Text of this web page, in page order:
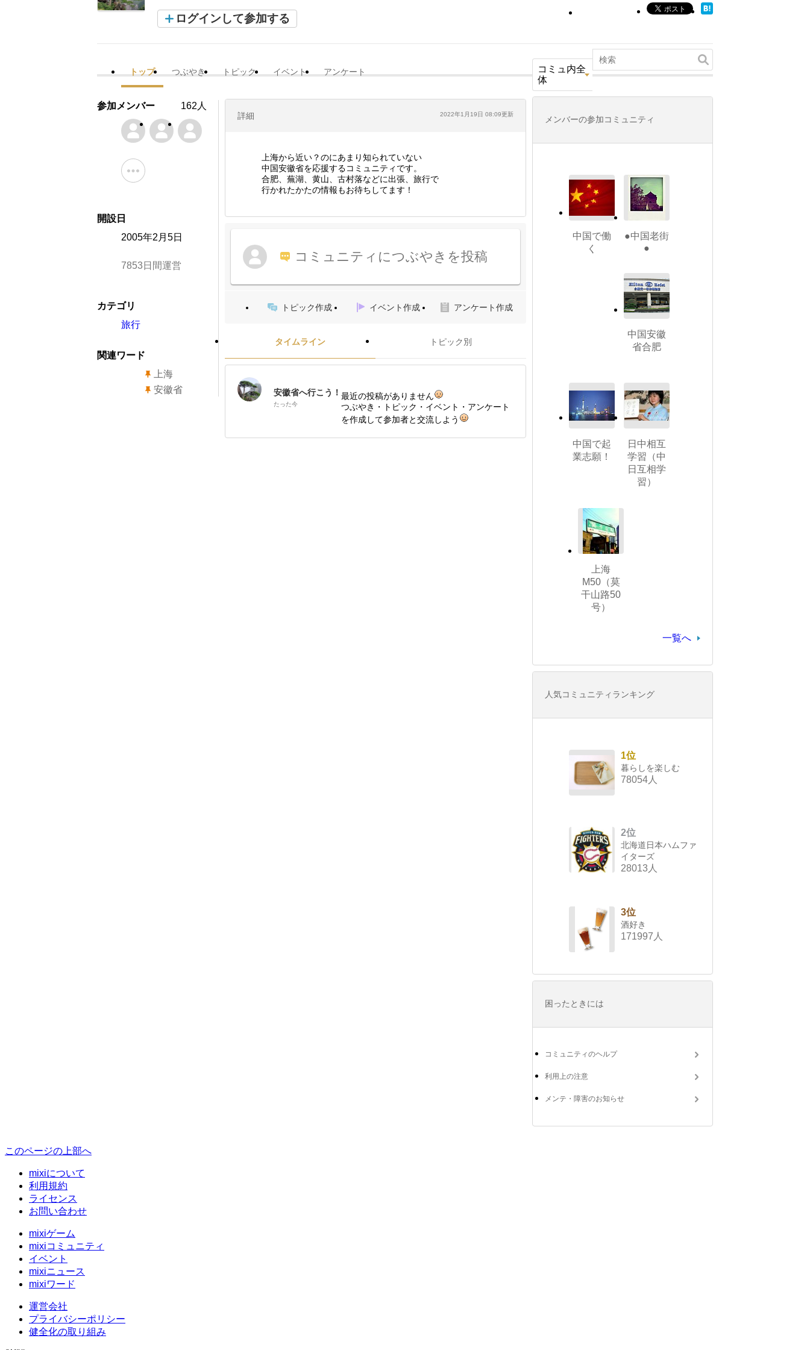
ログインして参加する
トップ つぶやき トピック イベント アンケート
コミュ内全
体
詳細 2022年1月19日 08:09更新
上海から近い？のにあまり知られていない
中国安徽省を応援するコミュニティです。
合肥、蕪湖、黄山、古村落などに出張、旅行で
行かれたかたの情報もお待ちしてます！
コミュニティにつぶやきを投稿
トピック作成 イベント作成 アンケート作成
タイムライン トピック別
安徽省へ行こう！
たった今
最近の投稿がありません
つぶやき・トピック・イベント・アンケート
を作成して参加者と交流しよう
参加メンバー 162人
開設日
2005年2月5日
7853日間運営
カテゴリ
旅行
関連ワード
上海
安徽省
メンバーの参加コミュニティ
中国で働
く
●中国老街
●
中国安徽
省合肥
中国で起
業志願！
日中相互
学習（中
日互相学
習）
上海
M50（莫
干山路50
号）
一覧へ
人気コミュニティランキング
1位
暮らしを楽しむ
78054人
2位
北海道日本ハムファ
イターズ
28013人
3位
酒好き
171997人
困ったときには
コミュニティのヘルプ
利用上の注意
メンテ・障害のお知らせ
このページの上部へ
mixiについて
利用規約
ライセンス
お問い合わせ
mixiゲーム
mixiコミュニティ
イベント
mixiニュース
mixiワード
運営会社
プライバシーポリシー
健全化の取り組み